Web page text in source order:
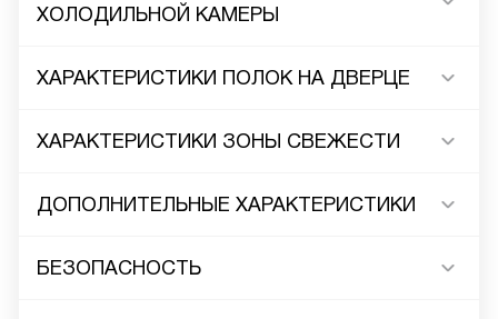
ХОЛОДИЛЬНОЙ КАМЕРЫ
ХАРАКТЕРИСТИКИ ПОЛОК НА ДВЕРЦЕ
ХАРАКТЕРИСТИКИ ЗОНЫ СВЕЖЕСТИ
ДОПОЛНИТЕЛЬНЫЕ ХАРАКТЕРИСТИКИ
БЕЗОПАСНОСТЬ